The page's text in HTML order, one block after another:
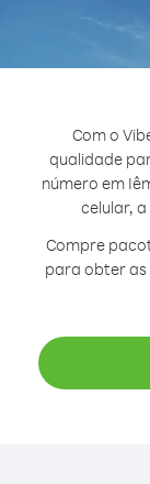
Com o
qualidade
número em
celular,
Compre
para obter as